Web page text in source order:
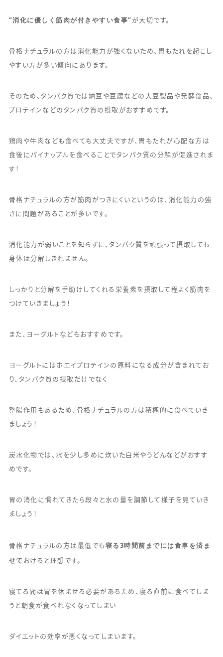
”消化に優しく筋肉が付きやすい食事” が大切です。
骨格ナチュラルの方は消化能力が強くないため、胃もたれを起こし
やすい方が多い傾向にあります。
そのため、タンパク質では納豆や豆腐などの大豆製品や発酵食品、
プロテインなどのタンパク質の摂取がおすすめです。
鶏肉や牛肉なども食べても大丈夫ですが、胃もたれが心配な方は
食後にパイナップルを食べることでタンパク質の分解が促進されま
す！
骨格ナチュラルの方が筋肉がつきにくいというのは、消化能力の強
さに問題があることが多いです。
消化能力が弱いことを知らずに、タンパク質を頑張って摂取しても
身体は分解しきれません。
しっかりと分解を手助けしてくれる栄養素を摂取して程よく筋肉を
つけていきましょう！
また、ヨーグルトなどもおすすめです。
ヨーグルトにはホエイプロテインの原料になる成分が含まれてお
り、タンパク質の摂取だけでなく
整腸作用もあるため、骨格ナチュラルの方は積極的に食べていき
ましょう！
炭水化物では、水を少し多めに炊いた白米やうどんなどがおすす
めです。
胃の消化に慣れてきたら段々と水の量を調節して様子を見ていき
ましょう！
骨格ナチュラルの方は最低でも寝る3時間前までには食事を済ま
せて おけると理想です。
寝てる間は胃を休ませる必要があるため、寝る直前に食べてしま
うと朝食が食べれなくなってしまい
ダイエットの効率が悪くなってしまいます。